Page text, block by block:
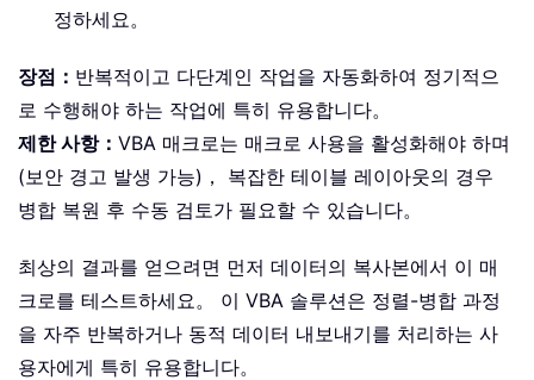
정하세요。
장점： 반복적이고 다단계인 작업을 자동화하여 정기적으
로 수행해야 하는 작업에 특히 유용합니다。
제한 사항： VBA 매크로는 매크로 사용을 활성화해야 하며
(보안 경고 발생 가능)， 복잡한 테이블 레이아웃의 경우
병합 복원 후 수동 검토가 필요할 수 있습니다。
최상의 결과를 얻으려면 먼저 데이터의 복사본에서 이 매
크로를 테스트하세요。 이 VBA 솔루션은 정렬-병합 과정
을 자주 반복하거나 동적 데이터 내보내기를 처리하는 사
용자에게 특히 유용합니다。